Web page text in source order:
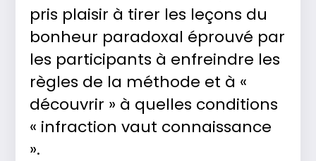
pris plaisir à tirer les leçons du
bonheur paradoxal éprouvé par
les participants à enfreindre les
règles de la méthode et à «
découvrir » à quelles conditions
« infraction vaut connaissance
».